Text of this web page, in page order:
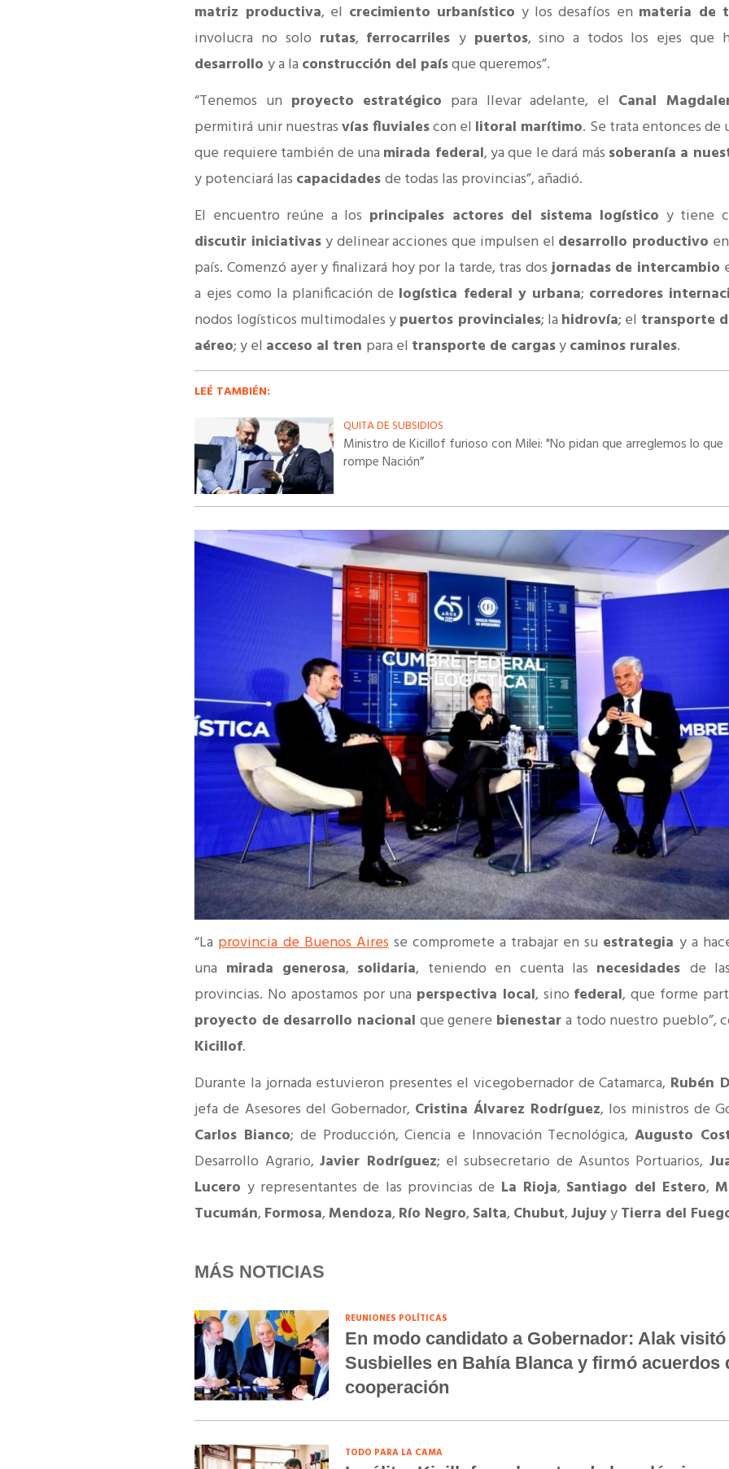
matriz productiva, el crecimiento urbanístico y los desafíos en materia de
involucra no solo rutas, ferrocarriles y puertos, sino a todos los ejes que
desarrolloy a la construcción del paísque queremos”.
“Tenemos un proyecto estratégico para llevar adelante, el Canal
permitirá unir nuestrasvías fluvialescon el litoral marítimo. Se trata entonces de
que requiere también de una mirada federal, ya que le dará más soberanía a
y potenciará las capacidadesde todas las provincias”, añadió.
El encuentro reúne a los principales actores del sistema logístico y tiene
discutir iniciativasy delinear acciones que impulsen el desarrollo productivo
país. Comenzó ayer y finalizará hoy por la tarde, tras dosjornadas de intercambio
a ejes como la planificación de logística federal y urbana; corredores
nodos logísticos multimodales ypuertos provinciales; la hidrovía; el transporte
aéreo; y el acceso al tren para el transporte de cargasycaminos rurales.
LEÉ TAMBIÉN:
QUITA DE SUBSIDIOS
Ministro de Kicillof furioso con Milei: "No pidan que arreglemos lo que
rompe Nación”
“La provincia de Buenos Airesse compromete a trabajar en su estrategiay a
una mirada generosa, solidaria, teniendo en cuenta las necesidades de
provincias. No apostamos por una perspectiva local, sino federal, que forme
proyecto de desarrollo nacional que genere bienestara todo nuestro pueblo”,
Kicillof.
Durante la jornada estuvieron presentes el vicegobernador de Catamarca, Rubén
jefa de Asesores del Gobernador, Cristina Álvarez Rodríguez, los ministros de
Carlos Bianco; de Producción, Ciencia e Innovación Tecnológica,Augusto
Desarrollo Agrario,Javier Rodríguez; el subsecretario de Asuntos Portuarios,
Lucero y representantes de las provincias de La Rioja, Santiago del Estero,
Tucumán, Formosa,Mendoza, Río Negro, Salta, Chubut,JujuyyTierra del
MÁS NOTICIAS
REUNIONES POLÍTICAS
En modo candidato a Gobernador: Alak visitó
Susbielles en Bahía Blanca y firmó acuerdos
cooperación
TODO PARA LA CAMA